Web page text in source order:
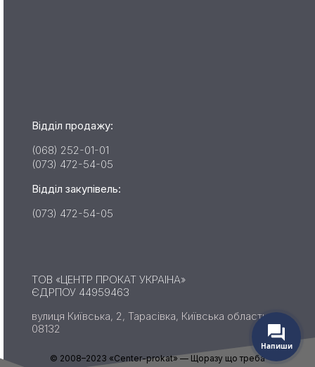
Відділ продажу:
(068) 252-01-01
(073) 472-54-05
Відділ закупівель:
(073) 472-54-05
ТОВ «ЦЕНТР ПРОКАТ УКРАІНА»
ЄДРПОУ 44959463
вулиця Київська, 2, Тарасівка, Київська область,
08132
© 2008–2023 «Сenter-prokat» — Щоразу що треба
Напиши